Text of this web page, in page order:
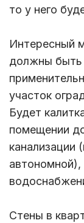
то у него
Интересный
должны быть
участок
Будет
помещении
канализации
автономной),
Стены в